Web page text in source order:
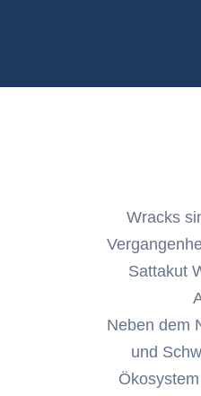
Wracks
Sattakut
Neben dem
und